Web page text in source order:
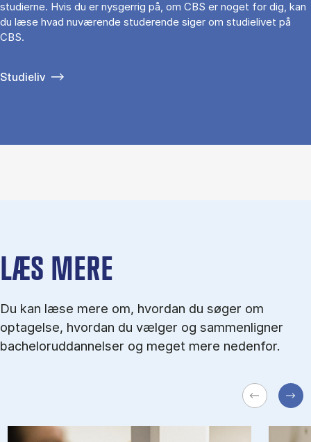
studierne. Hvis du er nysgerrig på, om CBS er noget for dig, kan
du læse hvad nuværende studerende siger om studielivet på
CBS.
Studieliv
LÆS MERE
Du kan læse mere om, hvordan du søger om
optagelse, hvordan du vælger og sammenligner
bacheloruddannelser og meget mere nedenfor.